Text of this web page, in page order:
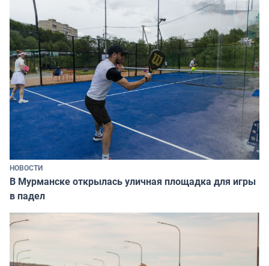
НОВОСТИ
В Мурманске открылась уличная площадка для игры
в падел